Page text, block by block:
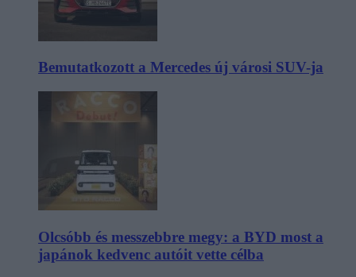
Bemutatkozott a Mercedes új városi SUV-ja
Olcsóbb és messzebbre megy: a BYD most a
japánok kedvenc autóit vette célba